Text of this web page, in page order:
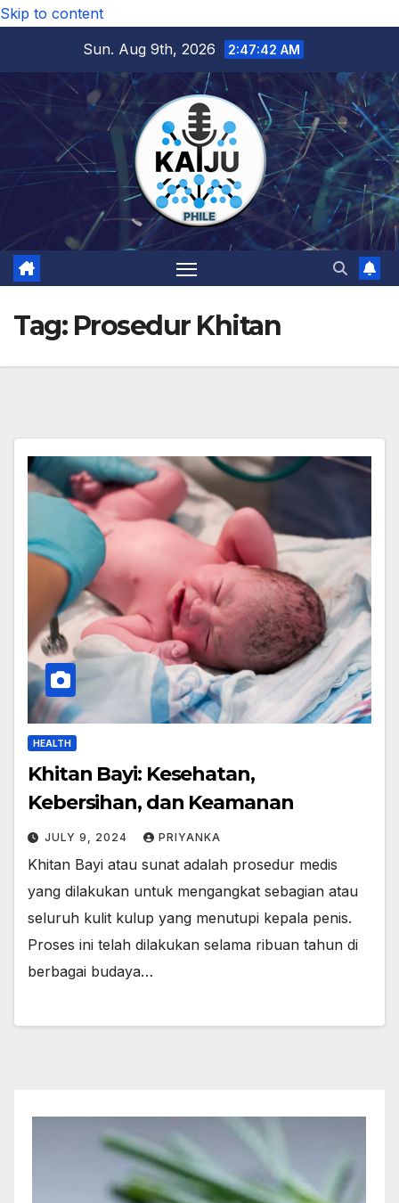
Skip to content
Sun. Aug 9th, 2026
2:47:43 AM
Tag: Prosedur Khitan
HEALTH
Khitan Bayi: Kesehatan,
Kebersihan, dan Keamanan
JULY 9, 2024 PRIYANKA
Khitan Bayi atau sunat adalah prosedur medis
yang dilakukan untuk mengangkat sebagian atau
seluruh kulit kulup yang menutupi kepala penis.
Proses ini telah dilakukan selama ribuan tahun di
berbagai budaya…